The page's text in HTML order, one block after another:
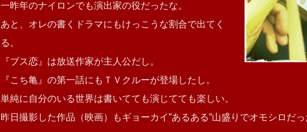
一昨年のナイロンでも演出家の役だったな。
あと、オレの書くドラマにもけっこうな割合で出てく
る。
『ブス恋』は放送作家が主人公だし。
『こち亀』の第一話にもＴＶクルーが登場したし。
単純に自分のいる世界は書いてても演じてても楽しい。
昨日撮影した作品（映画）もギョーカイ”あるある”山盛りでオモシロだっ